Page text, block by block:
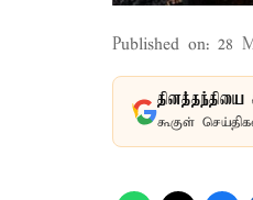
Published on: 28
தினத்தந்தியை
கூகுள்